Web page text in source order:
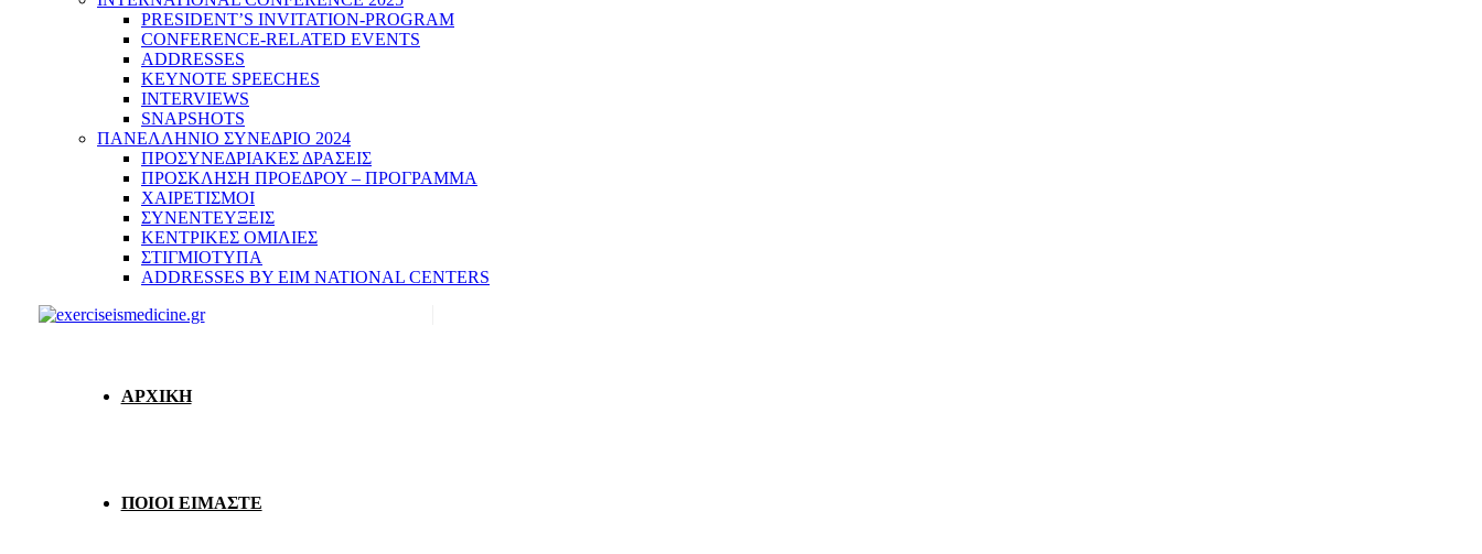
PRESIDENT’S INVITATION-PROGRAM
CONFERENCE-RELATED EVENTS
ADDRESSES
KEYNOTE SPEECHES
INTERVIEWS
SNAPSHOTS
ΠΑΝΕΛΛΗΝΙΟ ΣΥΝΕΔΡΙΟ 2024
ΠΡΟΣΥΝΕΔΡΙΑΚΕΣ ΔΡΑΣΕΙΣ
ΠΡΟΣΚΛΗΣΗ ΠΡΟΕΔΡΟΥ – ΠΡΟΓΡΑΜΜΑ
ΧΑΙΡΕΤΙΣΜΟΙ
ΣΥΝΕΝΤΕΥΞΕΙΣ
ΚΕΝΤΡΙΚΕΣ ΟΜΙΛΙΕΣ
ΣΤΙΓΜΙΟΤΥΠΑ
ADDRESSES BY EIM NATIONAL CENTERS
ΑΡΧΙΚΗ
ΠΟΙΟΙ ΕΙΜΑΣΤΕ